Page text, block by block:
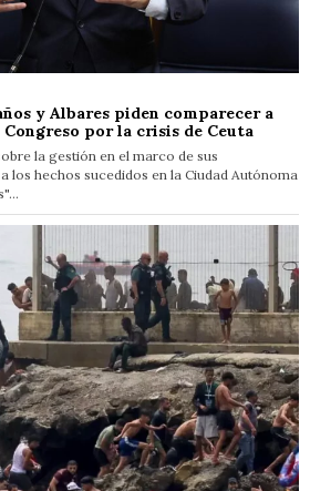
y Albares piden comparecer a
por la crisis de Ceuta
la gestión en el marco de sus
los hechos sucedidos en la Ciudad Autónoma